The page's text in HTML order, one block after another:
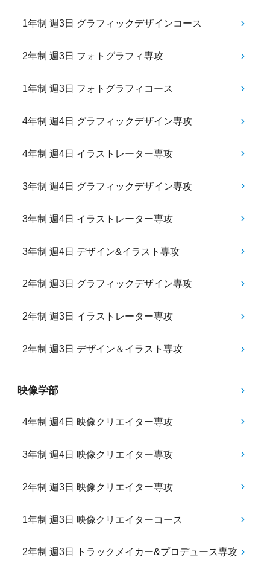
1年制 週3日 グラフィックデザインコース
2年制 週3日 フォトグラフィ専攻
1年制 週3日 フォトグラフィコース
4年制 週4日 グラフィックデザイン専攻
4年制 週4日 イラストレーター専攻
3年制 週4日 グラフィックデザイン専攻
3年制 週4日 イラストレーター専攻
3年制 週4日 デザイン&イラスト専攻
2年制 週3日 グラフィックデザイン専攻
2年制 週3日 イラストレーター専攻
2年制 週3日 デザイン＆イラスト専攻
映像学部
4年制 週4日 映像クリエイター専攻
3年制 週4日 映像クリエイター専攻
2年制 週3日 映像クリエイター専攻
1年制 週3日 映像クリエイターコース
2年制 週3日 トラックメイカー&プロデュース専攻